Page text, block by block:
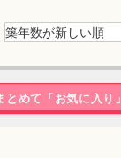
とめて「お気に入り」